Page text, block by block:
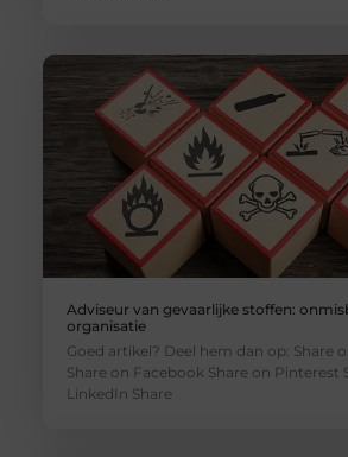
Adviseur van gevaarlijke stoffen:
organisatie
Goed artikel? Deel hem dan op: Share
Share on Facebook Share on Pinterest
LinkedIn Share